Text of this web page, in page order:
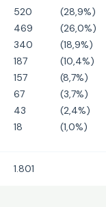
520
469
340
187
157
67
43
18
(28,9%)
(26,0%)
(18,9%)
(10,4%)
(8,7%)
(3,7%)
(2,4%)
(1,0%)
1.801